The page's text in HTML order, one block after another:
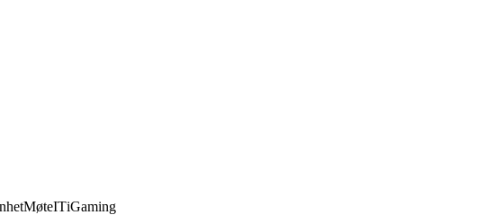
MøteITiGaming